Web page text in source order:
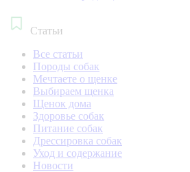
Статьи
Все статьи
Породы собак
Мечтаете о щенке
Выбираем щенка
Щенок дома
Здоровье собак
Питание собак
Дрессировка собак
Уход и содержание
Новости